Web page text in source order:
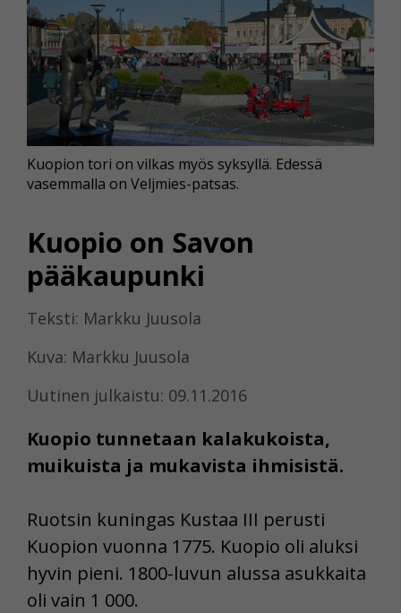
Kuopio on Savon
pääkaupunki
Teksti: Markku Juusola
Kuva: Markku Juusola
Uutinen julkaistu: 09.11.2016
Kuopio tunnetaan kalakukoista,
muikuista ja mukavista ihmisistä.
Kuopion tori on vilkas myös syksyllä. Edessä
vasemmalla on Veljmies-patsas.
Ruotsin kuningas Kustaa III perusti
Kuopion vuonna 1775. Kuopio oli aluksi
hyvin pieni. 1800-luvun alussa asukkaita
oli vain 1 000.